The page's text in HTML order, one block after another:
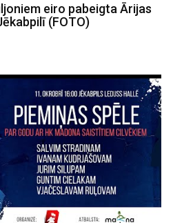
eiro pabeigta Ārijas
(FOTO)